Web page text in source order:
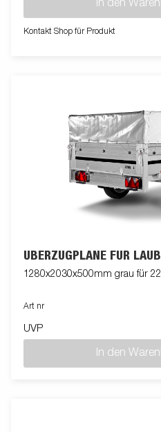
Anhänger an. Die Bilder
In den
Kontakt Shop für Produkt
ÜBERZUGPLANE FÜR
1280x2030x500mm grau für
Art nr
UVP
In den